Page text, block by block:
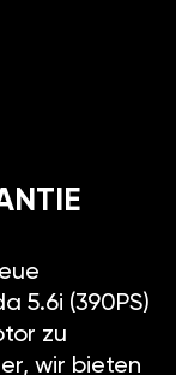
5.6i (390PS)
zu
wir bieten